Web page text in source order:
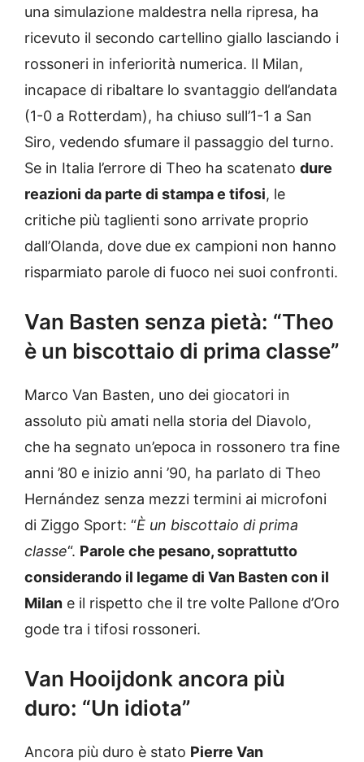
una simulazione maldestra nella ripresa, ha
ricevuto il secondo cartellino giallo lasciando i
rossoneri in inferiorità numerica. Il Milan,
incapace di ribaltare lo svantaggio dell’andata
(1-0 a Rotterdam), ha chiuso sull’1-1 a San
Siro, vedendo sfumare il passaggio del turno.
Se in Italia l’errore di Theo ha scatenato dure
reazioni da parte di stampa e tifosi, le
critiche più taglienti sono arrivate proprio
dall’Olanda, dove due ex campioni non hanno
risparmiato parole di fuoco nei suoi confronti.
Van Basten senza pietà: “Theo
è un biscottaio di prima classe”
Marco Van Basten, uno dei giocatori in
assoluto più amati nella storia del Diavolo,
che ha segnato un’epoca in rossonero tra fine
anni ’80 e inizio anni ’90, ha parlato di Theo
Hernández senza mezzi termini ai microfoni
di Ziggo Sport: “È un biscottaio di prima
classe“. Parole che pesano, soprattutto
considerando il legame di Van Basten con il
Milan e il rispetto che il tre volte Pallone d’Oro
gode tra i tifosi rossoneri.
Van Hooijdonk ancora più
duro: “Un idiota”
Ancora più duro è stato Pierre Van